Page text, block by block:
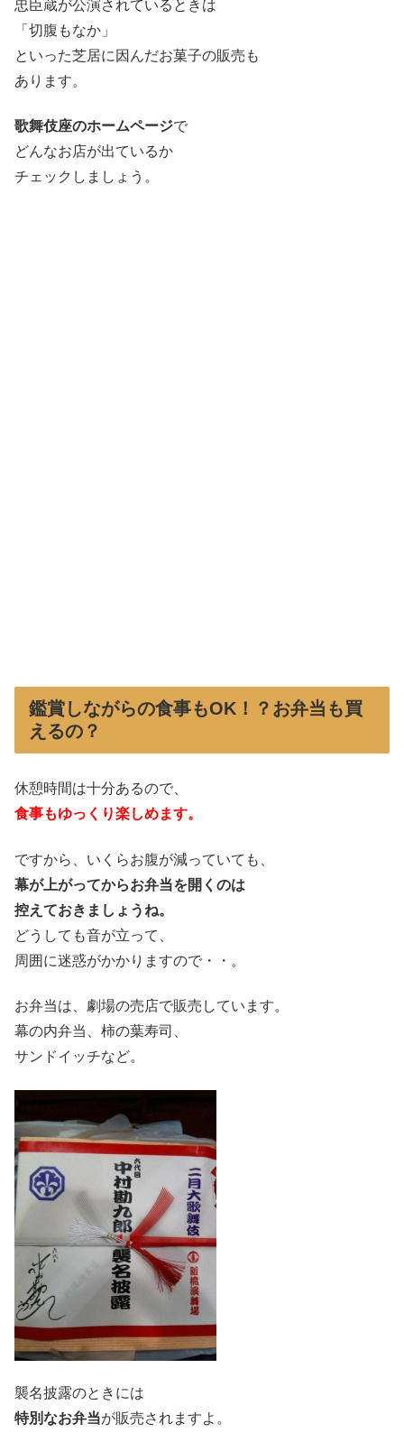
忠臣蔵が公演されているときは
「切腹もなか」
といった芝居に因んだお菓子の販売も
あります。
歌舞伎座のホームページで
どんなお店が出ているか
チェックしましょう。
鑑賞しながらの食事もOK！？お弁当も買
えるの？
休憩時間は十分あるので、
食事もゆっくり楽しめます。
ですから、いくらお腹が減っていても、
幕が上がってからお弁当を開くのは
控えておきましょうね。
どうしても音が立って、
周囲に迷惑がかかりますので・・。
お弁当は、劇場の売店で販売しています。
幕の内弁当、柿の葉寿司、
サンドイッチなど。
襲名披露のときには
特別なお弁当が販売されますよ。